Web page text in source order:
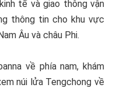
tế và giao thông vận
thông tin cho khu vực
Âu và châu Phi.
về phía nam, khám
núi lửa Tengchong về